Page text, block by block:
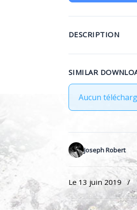
DESCRIPTION
SIMILAR
Aucun
Joseph Robert
Le 13 juin 2019 /